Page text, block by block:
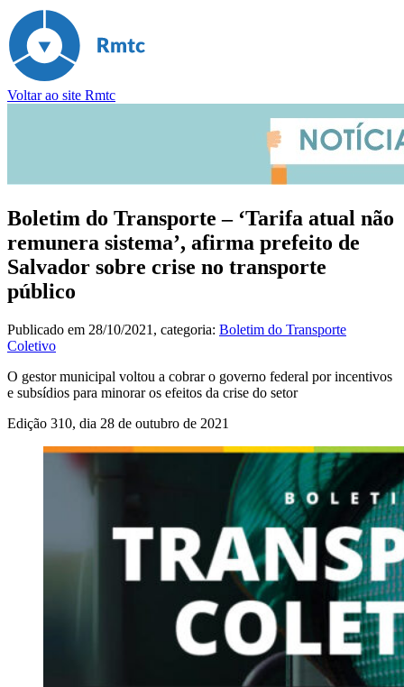
Voltar ao site Rmtc
Boletim do Transporte – ‘Tarifa atual não
remunera sistema’, afirma prefeito de
Salvador sobre crise no transporte
público
Publicado em 28/10/2021 , categoria: Boletim do Transporte
Coletivo
O gestor municipal voltou a cobrar o governo federal por incentivos
e subsídios para minorar os efeitos da crise do setor
Edição 310, dia 28 de outubro de 2021